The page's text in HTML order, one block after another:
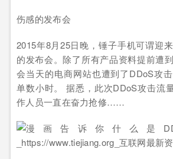
伤感的发布会
2015年8月25日晚，锤子手机可谓迎
的发布会。除了所有产品资料提前遭
会当天的电商网站也遭到了DDoS攻
单数小时。 据悉，此次DDoS攻击流
作人员一直在奋力抢修……